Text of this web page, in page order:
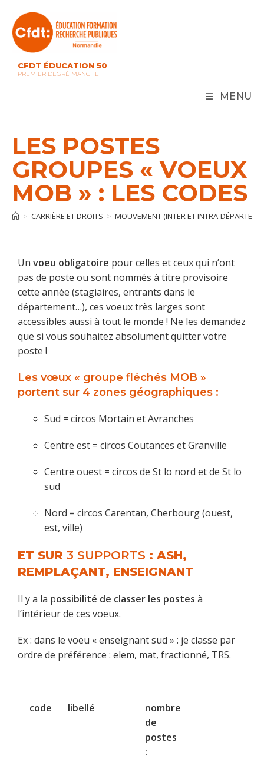
CFDT ÉDUCATION 50
PREMIER DEGRÉ MANCHE
MENU
LES POSTES
GROUPES « VOEUX
MOB » : LES CODES
> CARRIÈRE ET DROITS > MOUVEMENT (INTER ET INTRA-
Un voeu obligatoire pour celles et ceux qui n’ont
pas de poste ou sont nommés à titre provisoire
cette année (stagiaires, entrants dans le
département…), ces voeux très larges sont
accessibles aussi à tout le monde ! Ne les demandez
que si vous souhaitez absolument quitter votre
poste !
Les vœux « groupe fléchés MOB »
portent sur 4 zones géographiques :
Sud = circos Mortain et Avranches
Centre est = circos Coutances et Granville
Centre ouest = circos de St lo nord et de St lo
sud
Nord = circos Carentan, Cherbourg (ouest,
est, ville)
ET SUR 3 SUPPORTS : ASH,
REMPLAÇANT, ENSEIGNANT
Il y a la possibilité de classer les postes à
l’intérieur de ces voeux.
Ex : dans le voeu « enseignant sud » : je classe par
ordre de préférence : elem, mat, fractionné, TRS.
code libellé
nombre
de
postes
: